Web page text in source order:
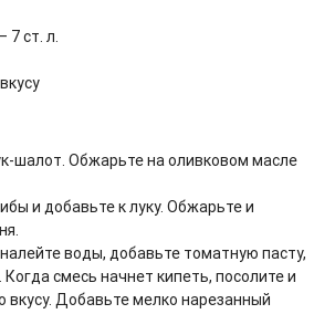
7 ст. л.
шалот. Обжарьте на оливковом масле
и добавьте к луку. Обжарьте и
воды, добавьте томатную пасту,
смесь начнет кипеть, посолите и
вкусу. Добавьте мелко нарезанный